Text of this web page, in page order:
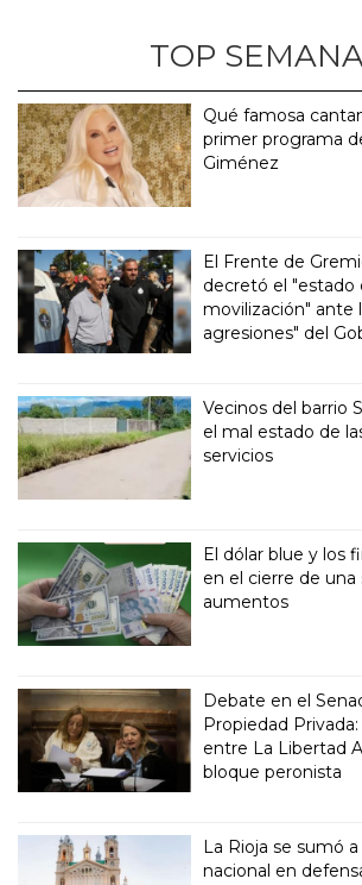
TOP
Qué famosa
primer programa
Giménez
El Frente de
decretó el "estado
movilización" ante
agresiones" del
Vecinos del barrio
el mal estado de
servicios
El dólar blue y los
en el cierre de una
aumentos
Debate en el
Propiedad
entre La Libertad
bloque peronista
La Rioja se sumó
nacional en